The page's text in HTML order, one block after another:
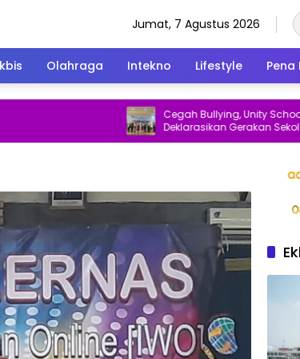
Jumat, 7 Agustus 2026
Olahraga Intekno Lifestyle Pena
Cegah Bullying, Unity School
Deklarasikan Gerakan Sekolah
dan Ramah Anak